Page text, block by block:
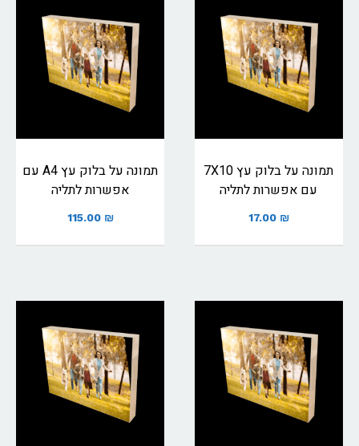
תמונה על בלוק עץ 7X10
עם אפשרות לתליה
17.00 ₪
תמונה על בלוק עץ A4 עם
אפשרות לתליה
115.00 ₪